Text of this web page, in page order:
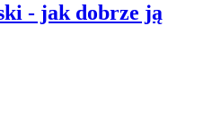
- jak dobrze ją